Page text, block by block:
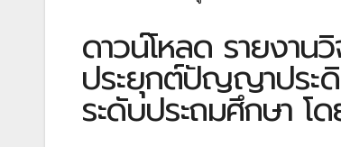
ดาวน์โหลด รายงา
ประยุกต์ปัญญาประ
ระดับประถมศึกษา โ